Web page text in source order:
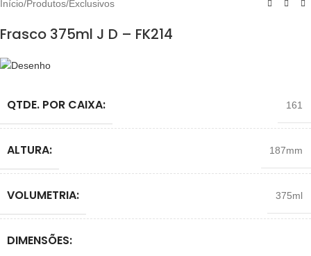
Início/Produtos/Exclusivos
Frasco 375ml J D – FK214
QTDE. POR CAIXA: 161
ALTURA: 187mm
VOLUMETRIA: 375ml
DIMENSÕES: